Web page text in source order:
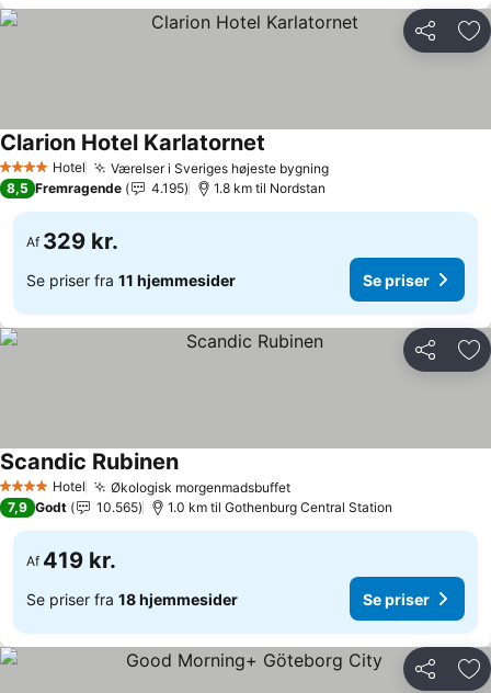
Del
4 StjernerHotel Værelser i Sveriges højeste bygning
Clarion Hotel Karlatornet
8,5 Fremragende 4.195 1.8 km til Nordstan
Af 329 kr.
Se priser fra 11 hjemmesider Se priser
Del
4 StjernerHotel Økologisk morgenmadsbuffet
Scandic Rubinen
7,9 Godt 10.565 1.0 km til Gothenburg Central Station
Af 419 kr.
Se priser fra 18 hjemmesider Se priser
Del